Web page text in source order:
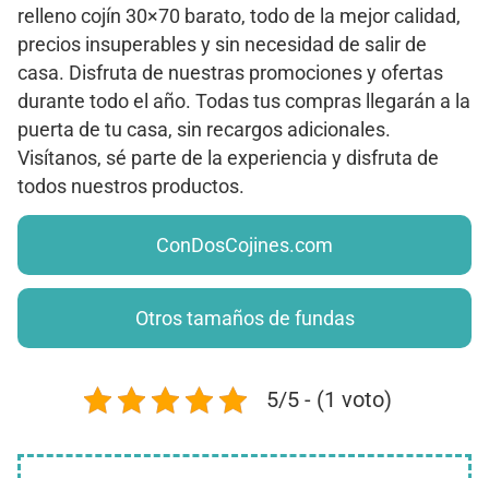
relleno cojín 30×70 barato, todo de la mejor calidad,
precios insuperables y sin necesidad de salir de
casa. Disfruta de nuestras promociones y ofertas
durante todo el año. Todas tus compras llegarán a la
puerta de tu casa, sin recargos adicionales.
Visítanos, sé parte de la experiencia y disfruta de
todos nuestros productos.
ConDosCojines.com
Otros tamaños de fundas
5/5 - (1 voto)